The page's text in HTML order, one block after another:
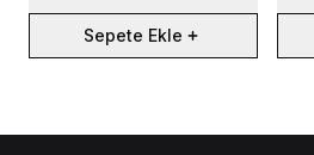
Sepete Ekle